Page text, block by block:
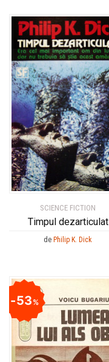
SCIENCE FICTION
Timpul dezarticulat
de Philip K. Dick
53%